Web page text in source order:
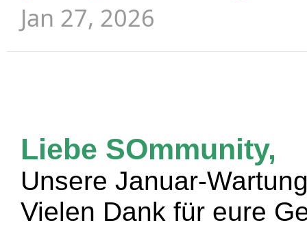
Jan 27, 2026
Liebe SOmmunity,
Unsere Januar-
Vielen Dank für eure